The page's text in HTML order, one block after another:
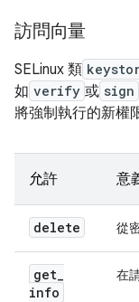
訪問向量
SELinux 類
如 verify 或 sign
將強制執行的新權
允許 意
delete 從
get_
info
在